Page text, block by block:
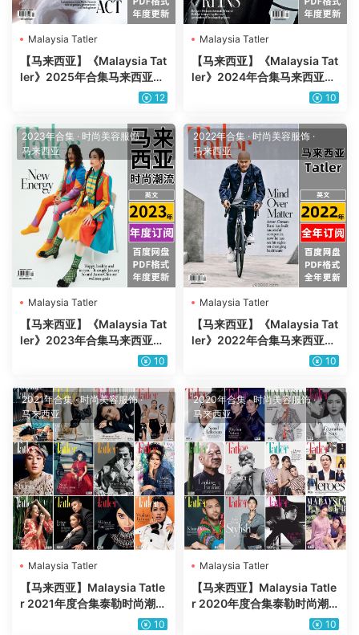
Malaysia Tatler
【马来西亚】《Malaysia Tat
ler》2025年合集马来西亚时
尚生活美食旅行服饰穿搭pdf
12
Malaysia Tatler
【马来西亚】《Malaysia Tat
ler》2024年合集马来西亚时
尚生活美食旅行服饰穿搭pdf
10
2023年合集 · 时尚美容服饰·
马来西亚
Malaysia Tatler
【马来西亚】《Malaysia Tat
ler》2023年合集马来西亚时
尚生活美食旅行服饰穿搭pdf
10
2022年合集 · 时尚美容服饰 ·
马来西亚
Malaysia Tatler
【马来西亚】《Malaysia Tat
ler》2022年合集马来西亚时
尚生活美食旅行服饰穿搭pdf
10
2021年合集·时尚美容服饰·
马来西亚
Malaysia Tatler
【马来西亚】Malaysia Tatle
r 2021年度合集泰勒时尚潮流
服饰穿搭高清pdf杂志（1210
2020年合集·时尚美容服饰·
马来西亚
Malaysia Tatler
【马来西亚】Malaysia Tatle
r 2020年度合集泰勒时尚潮
流服饰穿搭高清pdf杂志（12
10